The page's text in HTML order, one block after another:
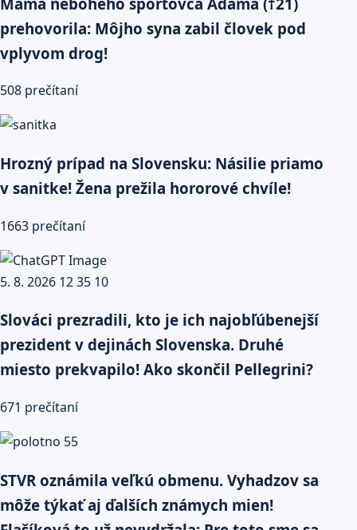
prehovorila: Môjho syna zabil človek pod
vplyvom drog!
508 prečítaní
Hrozný prípad na Slovensku: Násilie priamo
v sanitke! Žena prežila hororové chvíle!
1663 prečítaní
Slováci prezradili, kto je ich najobľúbenejší
prezident v dejinách Slovenska. Druhé
miesto prekvapilo! Ako skončil Pellegrini?
671 prečítaní
STVR oznámila veľkú obmenu. Vyhadzov sa
môže týkať aj ďalších známych mien!